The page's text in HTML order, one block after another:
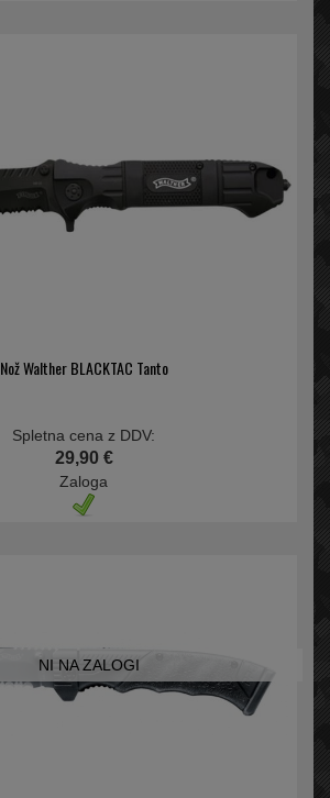
Nož Walther BLACKTAC Tanto
Spletna cena z DDV:
29,90 €
Zaloga
NI NA ZALOGI